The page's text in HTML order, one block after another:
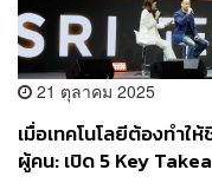
21 ตุลาคม 2025
เมื่อเทคโนโลยีต้องทำใ
ผู้คน: เปิด 5 Key